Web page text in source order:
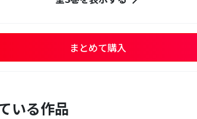
まとめて購入
いる作品